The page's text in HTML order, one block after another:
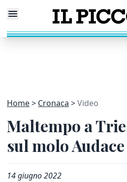
Home Cronaca Video
Maltempo a
sul molo Audace
14 giugno 2022